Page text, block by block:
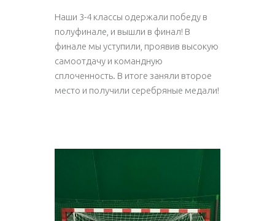
Наши 3-4 классы одержали победу в
полуфинале, и вышли в финал! В
финале мы уступили, проявив высокую
самоотдачу и командную
сплоченность. В итоге заняли второе
место и получили серебряные медали!